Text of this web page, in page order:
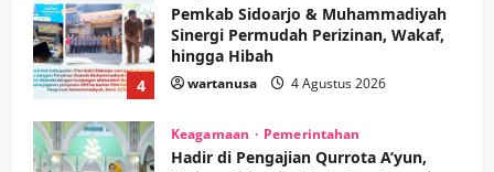
5
Hadir di Pengajian Qurrota A’yun,
Wabup Sidoarjo Minta Doa Jamaah
Agar Tetap Amanah Memimpin
wartanusa 4 Agustus 2026
Kesehatan Pembangunan
Pemerintahan